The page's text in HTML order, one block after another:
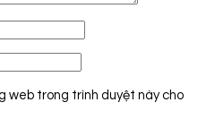
web trong trình duyệt này cho